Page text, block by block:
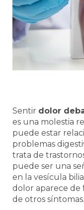
Sentir dolor
es una molestia
puede estar
problemas
trata de
puede ser una
en la vesícula
dolor aparece de
de otros síntomas.